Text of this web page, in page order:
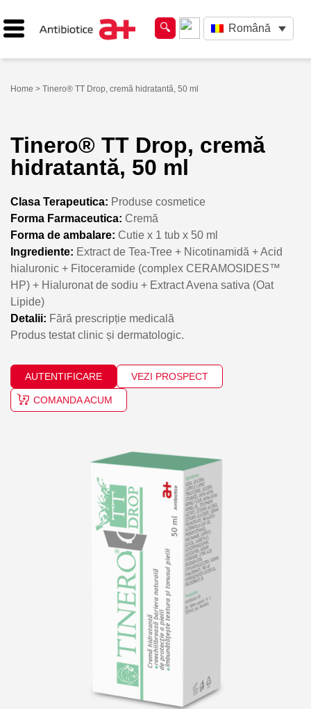
Română
Home > Tinero® TT Drop, cremă hidratantă, 50 ml
Tinero® TT Drop, cremă
hidratantă, 50 ml
Clasa Terapeutica: Produse cosmetice
Forma Farmaceutica: Cremă
Forma de ambalare: Cutie x 1 tub x 50 ml
Ingrediente: Extract de Tea-Tree + Nicotinamidă + Acid
hialuronic + Fitoceramide (complex CERAMOSIDES™
HP) + Hialuronat de sodiu + Extract Avena sativa (Oat
Lipide)
Detalii: Fără prescripție medicală
Produs testat clinic și dermatologic.
AUTENTIFICARE VEZI PROSPECT
COMANDA ACUM